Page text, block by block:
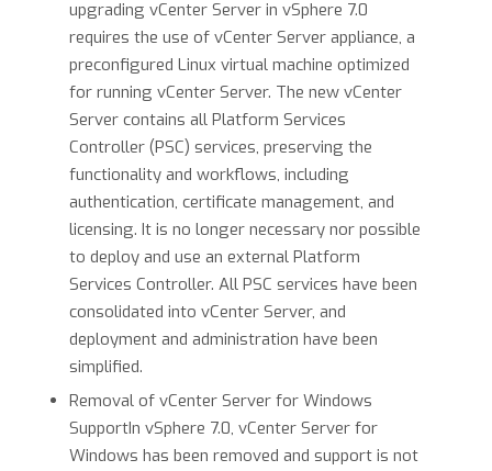
upgrading vCenter Server in vSphere 7.0
requires the use of vCenter Server appliance, a
preconfigured Linux virtual machine optimized
for running vCenter Server. The new vCenter
Server contains all Platform Services
Controller (PSC) services, preserving the
functionality and workflows, including
authentication, certificate management, and
licensing. It is no longer necessary nor possible
to deploy and use an external Platform
Services Controller. All PSC services have been
consolidated into vCenter Server, and
deployment and administration have been
simplified.
Removal of vCenter Server for Windows
SupportIn vSphere 7.0, vCenter Server for
Windows has been removed and support is not